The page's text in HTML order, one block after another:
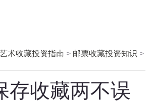
艺术收藏投资指南 > 邮票收藏投资知识 >
存收藏两不误